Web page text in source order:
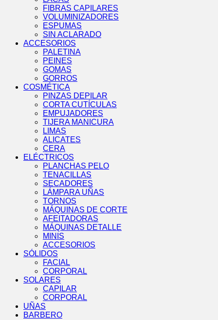
FIBRAS CAPILARES
VOLUMINIZADORES
ESPUMAS
SIN ACLARADO
ACCESORIOS
PALETINA
PEINES
GOMAS
GORROS
COSMÉTICA
PINZAS DEPILAR
CORTA CUTÍCULAS
EMPUJADORES
TIJERA MANICURA
LIMAS
ALICATES
CERA
ELÉCTRICOS
PLANCHAS PELO
TENACILLAS
SECADORES
LÁMPARA UÑAS
TORNOS
MÁQUINAS DE CORTE
AFEITADORAS
MÁQUINAS DETALLE
MINIS
ACCESORIOS
SÓLIDOS
FACIAL
CORPORAL
SOLARES
CAPILAR
CORPORAL
UÑAS
BARBERO